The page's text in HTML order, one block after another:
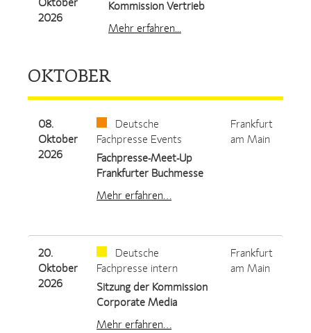
Oktober
2026
Kommission Vertrieb
Mehr erfahren...
OKTOBER
08.
Oktober
2026
Deutsche
Fachpresse Events
Fachpresse-Meet-Up
Frankfurter Buchmesse
Mehr erfahren…
Frankfurt
am Main
20.
Oktober
2026
Deutsche
Fachpresse intern
Sitzung der Kommission
Corporate Media
Mehr erfahren…
Frankfurt
am Main